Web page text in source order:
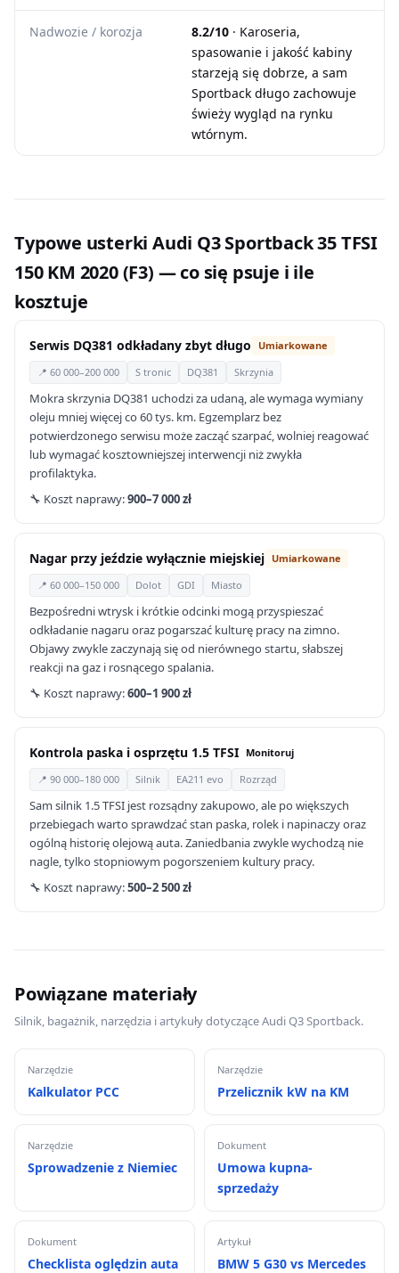
Nadwozie / korozja 8.2/10 · Karoseria,
spasowanie i jakość kabiny
starzeją się dobrze, a sam
Sportback długo zachowuje
świeży wygląd na rynku
wtórnym.
Typowe usterki Audi Q3 Sportback 35 TFSI
150 KM 2020 (F3) — co się psuje i ile
kosztuje
Serwis DQ381 odkładany zbyt długo Umiarkowane
📍 60 000–200 000 S tronic DQ381 Skrzynia
Mokra skrzynia DQ381 uchodzi za udaną, ale wymaga wymiany
oleju mniej więcej co 60 tys. km. Egzemplarz bez
potwierdzonego serwisu może zacząć szarpać, wolniej reagować
lub wymagać kosztowniejszej interwencji niż zwykła
profilaktyka.
🔧 Koszt naprawy:900–7 000 zł
Nagar przy jeździe wyłącznie miejskiej Umiarkowane
📍 60 000–150 000 Dolot GDI Miasto
Bezpośredni wtrysk i krótkie odcinki mogą przyspieszać
odkładanie nagaru oraz pogarszać kulturę pracy na zimno.
Objawy zwykle zaczynają się od nierównego startu, słabszej
reakcji na gaz i rosnącego spalania.
🔧 Koszt naprawy:600–1 900 zł
Kontrola paska i osprzętu 1.5 TFSI Monitoruj
📍 90 000–180 000 Silnik EA211 evo Rozrząd
Sam silnik 1.5 TFSI jest rozsądny zakupowo, ale po większych
przebiegach warto sprawdzać stan paska, rolek i napinaczy oraz
ogólną historię olejową auta. Zaniedbania zwykle wychodzą nie
nagle, tylko stopniowym pogorszeniem kultury pracy.
🔧 Koszt naprawy:500–2 500 zł
Powiązane materiały
Silnik, bagażnik, narzędzia i artykuły dotyczące Audi Q3 Sportback.
Narzędzie
Kalkulator PCC
Narzędzie
Przelicznik kW na KM
Narzędzie
Sprowadzenie z Niemiec
Dokument
Umowa kupna-
sprzedaży
Dokument
Checklista oględzin auta
Artykuł
BMW 5 G30 vs Mercedes